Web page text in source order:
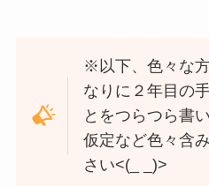
※以下、色々な
なりに２年目の
とをつらつら書
仮定など色々含
さい<(_ _)>